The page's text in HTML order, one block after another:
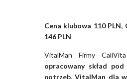
Cena klubowa 110 PLN,
146 PLN
VitalMan Firmy
opracowany skład
potrzeb. VitalMan dla